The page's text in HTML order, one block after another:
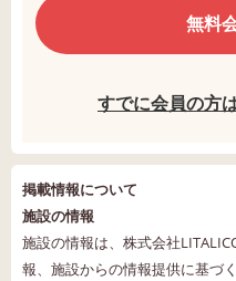
無料
すでに会員の方
掲載情報について
施設の情報
施設の情報は、株式会社
報、施設からの情報提供に基づ